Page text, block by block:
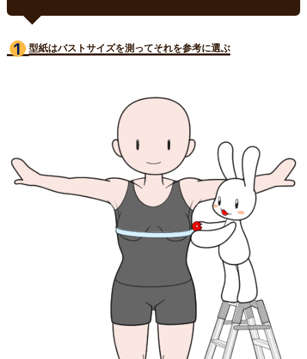
型紙はバストサイズを測ってそれを参考に選ぶ